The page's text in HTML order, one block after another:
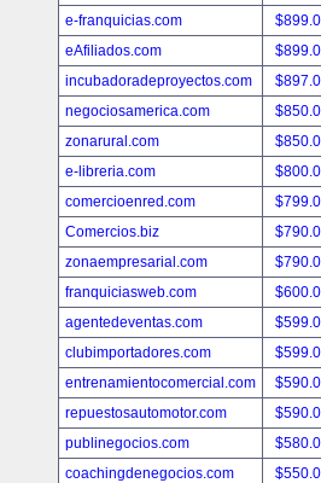
e-franquicias.com
eAfiliados.com
incubadoradeproyectos.com
negociosamerica.com
zonarural.com
e-libreria.com
comercioenred.com
Comercios.biz
zonaempresarial.com
franquiciasweb.com
agentedeventas.com
clubimportadores.com
entrenamientocomercial.com
repuestosautomotor.com
publinegocios.com
coachingdenegocios.com